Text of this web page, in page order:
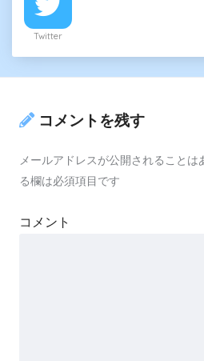
Twitter
コメントを残す
メールアドレスが公開されることは
る欄は必須項目です
コメント